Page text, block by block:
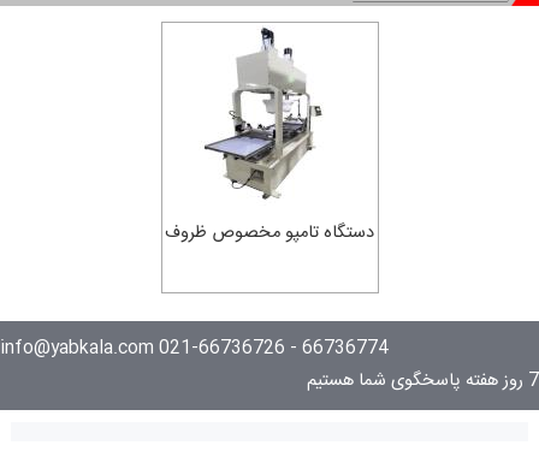
دستگاه تامپو مخصوص ظروف
66736774 - 021-66736726 info@yabkala.com
7 روز هفته پاسخگوی شما هستیم